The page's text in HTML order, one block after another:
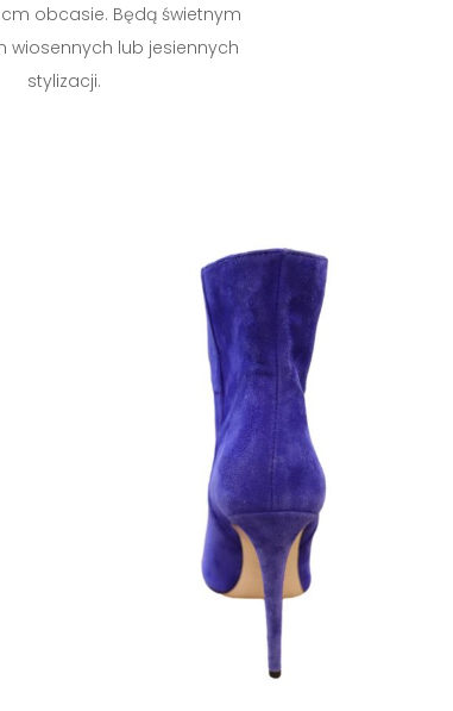
cm obcasie. Będą świetnym
wiosennych lub jesiennych
stylizacji.